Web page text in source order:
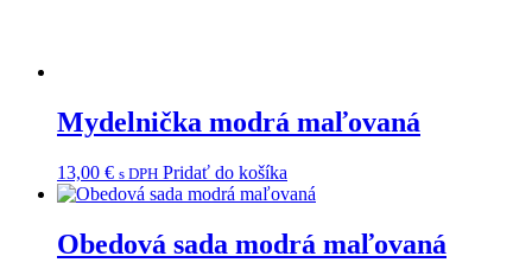
Mydelnička modrá maľovaná
13,00 € s DPH Pridať do košíka
Obedová sada modrá maľovaná